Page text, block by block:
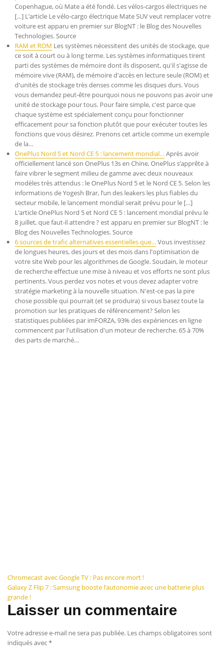
Copenhague, où Mate a été fondé. Les vélos-cargos électriques ne
[…] L’article Le vélo-cargo électrique Mate SUV veut remplacer votre
voiture est apparu en premier sur BlogNT : le Blog des Nouvelles
Technologies. Source
RAM et ROM Les systèmes nécessitent des unités de stockage, que
ce soit à court ou à long terme. Les systèmes informatiques tirent
parti des systèmes de mémoire dont ils disposent, qu'il s'agisse de
mémoire vive (RAM), de mémoire d'accès en lecture seule (ROM) et
d'unités de stockage très denses comme les disques durs. Vous
vous demandez peut-être pourquoi nous ne pouvons pas avoir une
unité de stockage pour tous. Pour faire simple, c'est parce que
chaque système est spécialement conçu pour fonctionner
efficacement pour sa fonction plutôt que pour exécuter toutes les
fonctions que vous désirez. Prenons cet article comme un exemple
de la…
OnePlus Nord 5 et Nord CE 5 : lancement mondial…Après avoir
officiellement lancé son OnePlus 13s en Chine, OnePlus s’apprête à
faire vibrer le segment milieu de gamme avec deux nouveaux
modèles très attendus : le OnePlus Nord 5 et le Nord CE 5. Selon les
informations de Yogesh Brar, l’un des leakers les plus fiables du
secteur mobile, le lancement mondial serait prévu pour le […]
L’article OnePlus Nord 5 et Nord CE 5 : lancement mondial prévu le
8 juillet, que faut-il attendre ? est apparu en premier sur BlogNT : le
Blog des Nouvelles Technologies. Source
6 sources de trafic alternatives essentielles que…Vous investissez
de longues heures, des jours et des mois dans l'optimisation de
votre site Web pour les algorithmes de Google. Soudain, le moteur
de recherche effectue une mise à niveau et vos efforts ne sont plus
pertinents. Vous perdez vos notes et vous devez adapter votre
stratégie marketing à la nouvelle situation. N'est-ce pas la pire
chose possible qui pourrait (et se produira) si vous basez toute la
promotion sur les pratiques de référencement? Selon les
statistiques publiées par imFORZA, 93% des expériences en ligne
commencent par l'utilisation d'un moteur de recherche. 65 à 70%
des parts de marché…
Navigation
de
l’article
Chromecast avec Google TV : Pas encore mort !
Galaxy Z Flip 7 : Samsung booste l’autonomie avec une batterie plus
grande !
Laisser un commentaire
Votre adresse e-mail ne sera pas publiée. Les champs obligatoires sont
indiqués avec*